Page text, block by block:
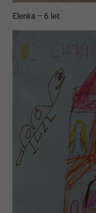
Elenka – 6 let